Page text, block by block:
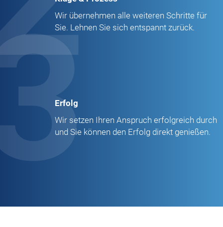
Wir übernehmen alle weiteren Schritte für
Sie. Lehnen Sie sich entspannt zurück.
Erfolg
Wir setzen Ihren Anspruch erfolgreich durch
und Sie können den Erfolg direkt genießen.